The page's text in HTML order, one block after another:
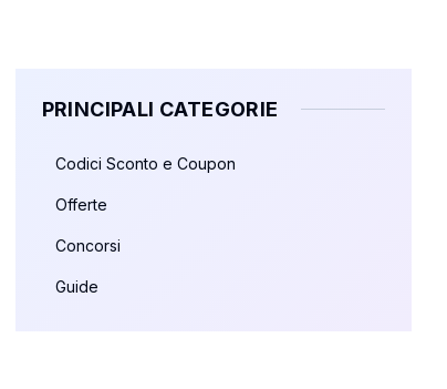
PRINCIPALI CATEGORIE
Codici Sconto e Coupon
Offerte
Concorsi
Guide